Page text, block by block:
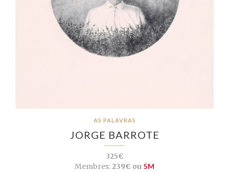
AS PALAVRAS
JORGE BARROTE
325€
Membres:239€ ou 5M